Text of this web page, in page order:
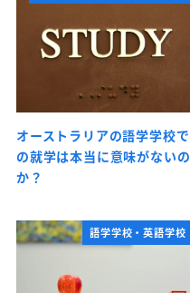
オーストラリアの語学学校で
の就学は本当に意味がないの
か？
語学学校・英語学校